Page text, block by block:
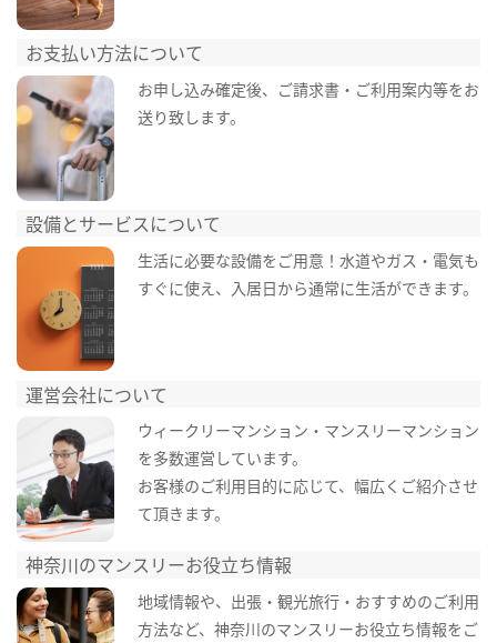
お支払い方法について
お申し込み確定後、ご請求書・ご利用案内等をお
送り致します。
設備とサービスについて
生活に必要な設備をご用意！水道やガス・電気も
すぐに使え、入居日から通常に生活ができます。
運営会社について
ウィークリーマンション・マンスリーマンション
を多数運営しています。
お客様のご利用目的に応じて、幅広くご紹介させ
て頂きます。
神奈川のマンスリーお役立ち情報
地域情報や、出張・観光旅行・おすすめのご利用
方法など、神奈川のマンスリーお役立ち情報をご